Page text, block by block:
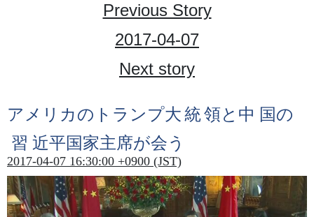
Previous Story
2017-04-07
Next story
アメリカのトランプ大統領と 中国の
習 近平国家主席が会う
2017-04-07 16:30:00 +0900 (JST)